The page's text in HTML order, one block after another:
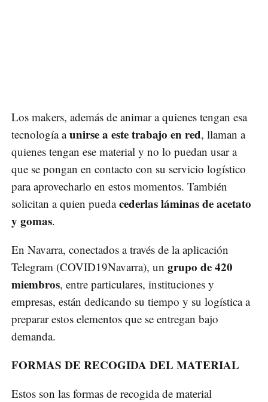
Los makers, además de animar a quienes tengan esa
tecnología aunirse a este trabajo en red, llaman a
quienes tengan ese material y no lo puedan usar a
que se pongan en contacto con su servicio logístico
para aprovecharlo en estos momentos. También
solicitan a quien puedacederlas láminas de acetato
y gomas.
En Navarra, conectados a través de la aplicación
Telegram (COVID19Navarra), un grupo de 420
miembros, entre particulares, instituciones y
empresas, están dedicando su tiempo y su logística a
preparar estos elementos que se entregan bajo
demanda.
FORMAS DE RECOGIDA DEL MATERIAL
Estos son las formas de recogida de material